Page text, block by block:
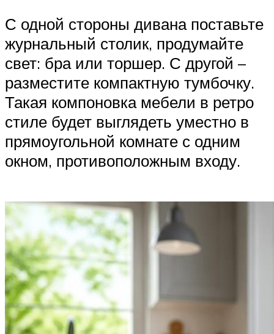
С одной стороны дивана поставьте
журнальный столик, продумайте
свет: бра или торшер. С другой –
разместите компактную тумбочку.
Такая компоновка мебели в ретро
стиле будет выглядеть уместно в
прямоугольной комнате с одним
окном, противоположным входу.